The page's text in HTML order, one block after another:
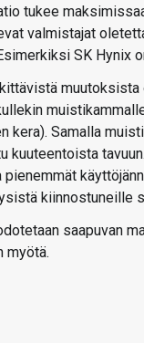
tukee
valmistajat
SK Hynix
kera). Samalla
kuuteentoista
pienemmät
kiinnostuneille
saapuvan
myötä.